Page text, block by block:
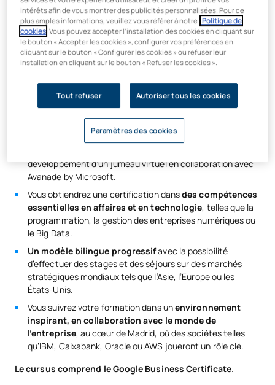
Lalicence en ingénierie mathématique de l’UAXallie des
connaissances essentielles en programmation analytique
avancée, en gestion des données ou en apprentissage
automatique à deux aspects aujourd’hui essentiels :
que le marketing, la gestion des ressources humaines ou la
direction stratégique.
Vous participerez àde véritables projets d’innovation et
développement d’un jumeau virtuel en collaboration avec
Avanade by Microsoft.
Vous obtiendrez une certification dansdes compétences
essentielles en affaires et en technologie, telles que la
programmation, la gestion des entreprises numériques ou
le Big Data.
Un modèle bilingue progressifavec la possibilité
d’effectuer des stages et des séjours sur des marchés
stratégiques mondiaux tels que l’Asie, l’Europe ou les
États-Unis.
Vous suivrez votre formation dans unenvironnement
inspirant, en collaboration avec le monde de
l’entreprise, au cœur de Madrid, où des sociétés telles
qu’IBM, Caixabank, Oracle ou AWS joueront un rôle clé.
Le cursus comprend le Google Business Certificate.
intérêts afin de vous montrer des publicités personnalisées. Pour de
plus amples informations, veuillez vous référer à notre Politique de
cookies . Vous pouvez accepter l’installation des cookies en cliquant sur
le bouton « Accepter les cookies », configurer vos préférences en
cliquant sur le bouton « Configurer les cookies » ou refuser leur
installation en cliquant sur le bouton « Refuser les cookies ».
Tout refuser Autoriser tous les cookies
Paramètres des cookies